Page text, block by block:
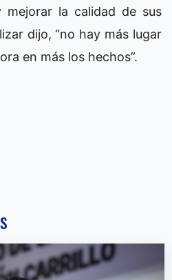
mejorar la calidad de sus
dijo, “no hay más lugar
en más los hechos”.